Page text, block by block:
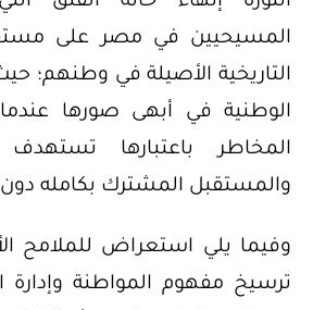
المسيحيين في مصر على
التاريخية الأصيلة في وطنهم؛
الوطنية في أبهى صورها
المخاطر باعتبارها تستهدف
والمستقبل المشترك بكامله دون
وفيما يلي استعراض للملامح
ترسيخ مفهوم المواطنة وإدارة